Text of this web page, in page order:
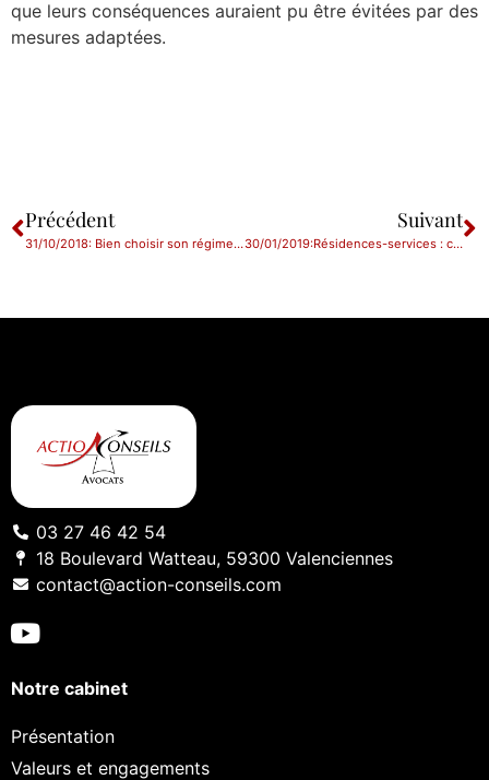
que leurs conséquences auraient pu être évitées par des
mesures adaptées.
Précédent
31/10/2018: Bien choisir son régime matrimonial
Suivant
30/01/2019:Résidences-services : celui qui ne profite pas des services paye quand même
03 27 46 42 54
18 Boulevard Watteau, 59300 Valenciennes
contact@action-conseils.com
Notre cabinet
Présentation
Valeurs et engagements